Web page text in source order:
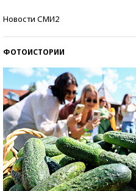
Новости СМИ2
ФОТОИСТОРИИ